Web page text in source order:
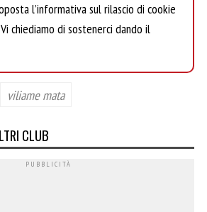
l’informativa sul rilascio di cookie
chiediamo di sostenerci dando il
viliame mata
CLUB